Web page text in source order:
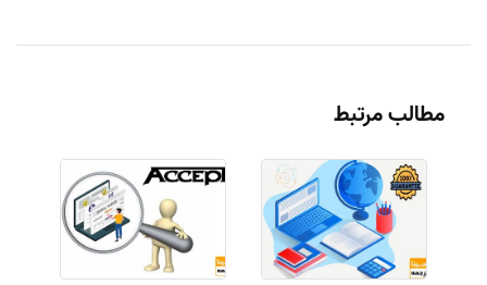
مطالب مرتبط